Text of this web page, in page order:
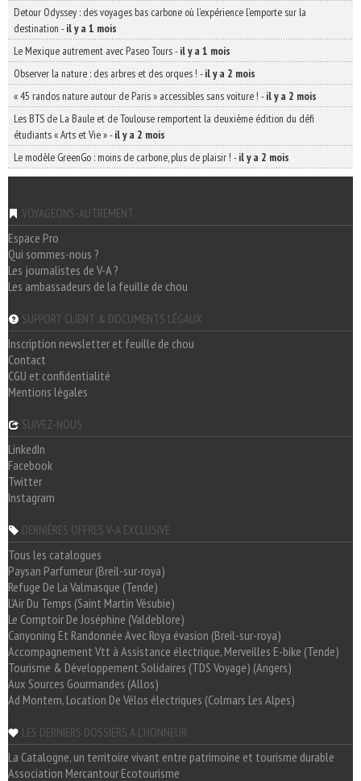
Detour Odyssey : des voyages bas carbone où l’expérience l’emporte sur la
destination -il y a 1 mois
Le Mexique autrement avec Paseo Tours-il y a 1 mois
Observer la nature : des arbres et des orques ! -il y a 2 mois
« 45 randos nature autour de Paris » accessibles sans voiture ! -il y a 2 mois
Les BTS de La Baule et de Toulouse remportent la deuxième édition du défi
étudiants « Arts et Vie »-il y a 2 mois
Le modèle GreenGo : moins de carbone, plus de plaisir ! -il y a 2 mois
VOYAGEONS-AUTREMENT
Espace Pro
Qui sommes-nous ?
Les journalistes de V-A ?
Les ambassadeurs de la feuille de chou
SUPPORT CLIENT & DOCUMENTS LÉGAUX
Inscription newsletter et feuille de chou
Contact
CGU et confidentialité
Mentions légales
SUIVEZ-NOUS
LinkedIn
Facebook
Twitter
Instagram
DERNIÈRES OFFRES V-A EXCLUSIVE
Tous les catalogues
Paysan Parfumeur (Breil-sur-roya)
Refuge De La Valmasque (Tende)
L'Air Du Temps (Saint Martin Vésubie)
Le Comptoir De Joséphine (Valdeblore)
Canyoning Et Randonnée Avec Roya évasion (Breil-sur-roya)
Accompagnement Vtt à Assistance électrique, Merveilles E-bike (Tende)
Tourisme & Développement Solidaires (TDS Voyage) (Angers)
Aux Sources Gourmandes (Allos)
Ad Montem, Location De Vélos électriques (Colmars Les Alpes)
LES DERNIERS DOSSIERS A L'HONNEUR
La Catalogne, un territoire vivant entre patrimoine et tourisme durable
Association Mercantour Ecotourisme